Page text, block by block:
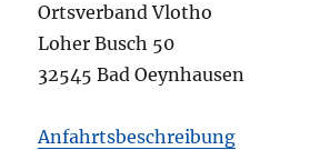
Ortsverband Vlotho
Loher Busch 50
32545 Bad Oeynhausen
Anfahrtsbeschreibung